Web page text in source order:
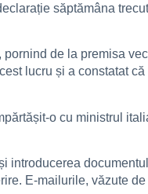
săptămâna
de la premisa
lucru și a constatat
o cu ministrul
introducerea
E-mailurile, văzute